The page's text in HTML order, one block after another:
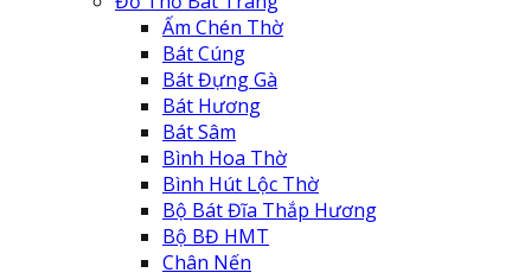
Ấm Chén Thờ
Bát Cúng
Bát Đựng Gà
Bát Hương
Bát Sâm
Bình Hoa Thờ
Bình Hút Lộc Thờ
Bộ Bát Đĩa Thắp Hương
Bộ BĐ HMT
Chân Nến